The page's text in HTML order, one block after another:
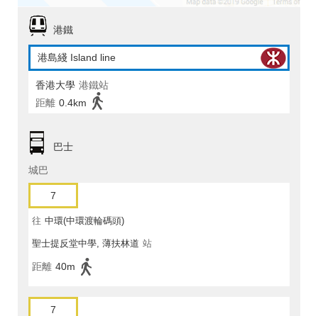
港鐵
港島綫 Island line
香港大學 港鐵站
距離 0.4km
巴士
城巴
7
往 中環(中環渡輪碼頭)
聖士提反堂中學, 薄扶林道 站
距離 40m
7